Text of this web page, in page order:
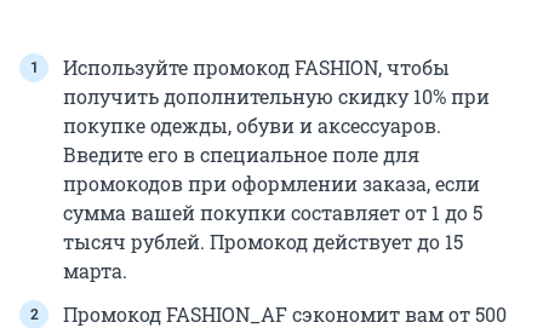
Используйте промокод FASHION, чтобы
получить дополнительную скидку 10% при
покупке одежды, обуви и аксессуаров.
Введите его в специальное поле для
промокодов при оформлении заказа, если
сумма вашей покупки составляет от 1 до 5
тысяч рублей. Промокод действует до 15
марта.
Промокод FASHION_AF сэкономит вам от 500